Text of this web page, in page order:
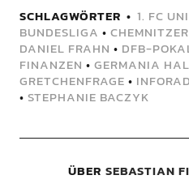
SCHLAGWÖRTER 1. FC
BUNDESLIGA •
DANIEL FRAHN • DFB-
FINANZEN • GERMANIA
GRETCHENFRAGE •
• STEPHANIE BACZYK
ÜBER SEBASTIAN